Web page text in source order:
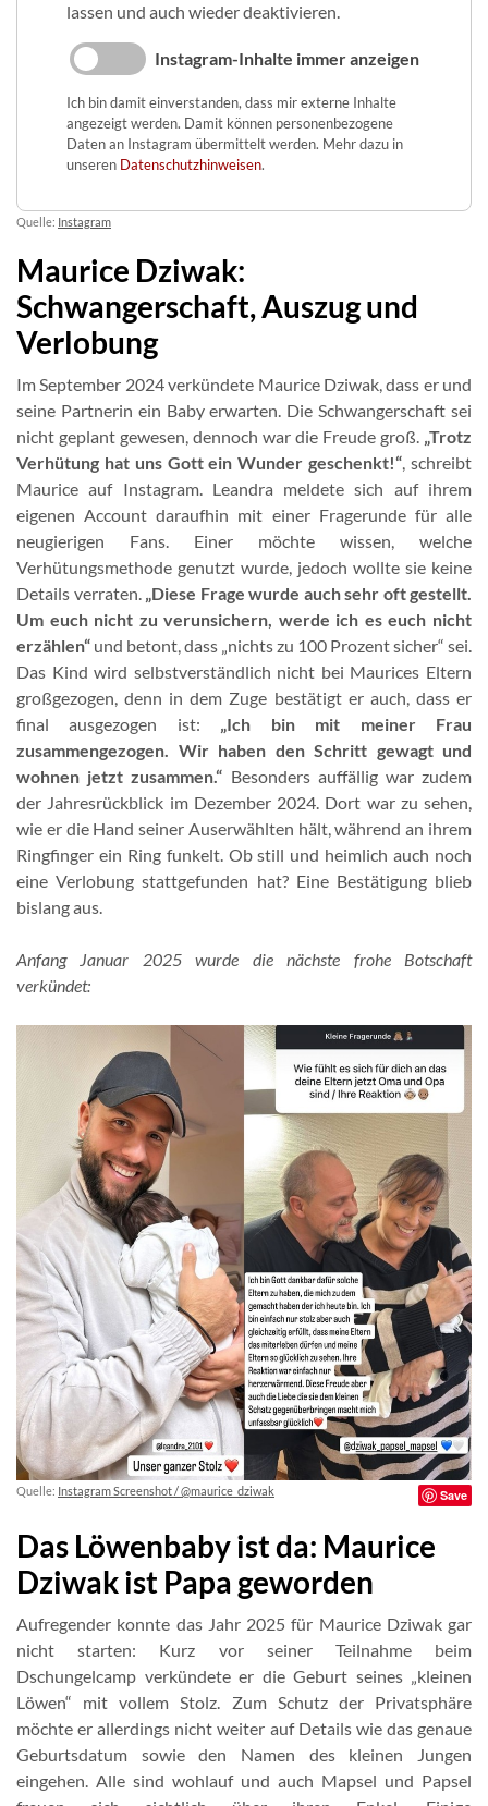
lassen und auch wieder deaktivieren.
Instagram-Inhalte immer anzeigen
Ich bin damit einverstanden, dass mir externe Inhalte
angezeigt werden. Damit können personenbezogene
Daten an Instagram übermittelt werden. Mehr dazu in
unseren Datenschutzhinweisen.
Quelle: Instagram
Maurice Dziwak:
Schwangerschaft, Auszug und
Verlobung
Im September 2024 verkündete Maurice Dziwak, dass er und
seine Partnerin ein Baby erwarten. Die Schwangerschaft sei
nicht geplant gewesen, dennoch war die Freude groß. „Trotz
Verhütung hat uns Gott ein Wunder geschenkt!“, schreibt
Maurice auf Instagram. Leandra meldete sich auf ihrem
eigenen Account daraufhin mit einer Fragerunde für alle
neugierigen Fans. Einer möchte wissen, welche
Verhütungsmethode genutzt wurde, jedoch wollte sie keine
Details verraten. „Diese Frage wurde auch sehr oft gestellt.
Um euch nicht zu verunsichern, werde ich es euch nicht
erzählen“ und betont, dass „nichts zu 100 Prozent sicher“ sei.
Das Kind wird selbstverständlich nicht bei Maurices Eltern
großgezogen, denn in dem Zuge bestätigt er auch, dass er
final ausgezogen ist: „Ich bin mit meiner Frau
zusammengezogen. Wir haben den Schritt gewagt und
wohnen jetzt zusammen.“ Besonders auffällig war zudem
der Jahresrückblick im Dezember 2024. Dort war zu sehen,
wie er die Hand seiner Auserwählten hält, während an ihrem
Ringfinger ein Ring funkelt. Ob still und heimlich auch noch
eine Verlobung stattgefunden hat? Eine Bestätigung blieb
bislang aus.
Anfang Januar 2025 wurde die nächste frohe Botschaft
verkündet:
Quelle: Instagram Screenshot / @maurice_dziwak Save
Das Löwenbaby ist da: Maurice
Dziwak ist Papa geworden
Aufregender konnte das Jahr 2025 für Maurice Dziwak gar
nicht starten: Kurz vor seiner Teilnahme beim
Dschungelcamp verkündete er die Geburt seines „kleinen
Löwen“ mit vollem Stolz. Zum Schutz der Privatsphäre
möchte er allerdings nicht weiter auf Details wie das genaue
Geburtsdatum sowie den Namen des kleinen Jungen
eingehen. Alle sind wohlauf und auch Mapsel und Papsel